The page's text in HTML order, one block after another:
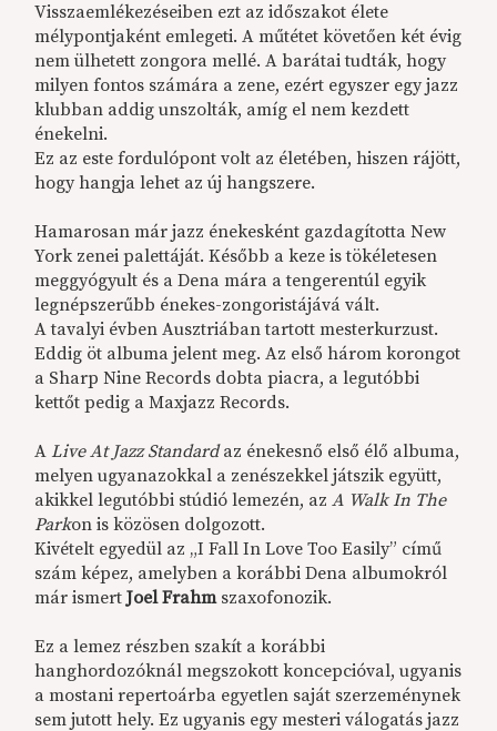
Visszaemlékezéseiben ezt az időszakot élete
mélypontjaként emlegeti. A műtétet követően két évig
nem ülhetett zongora mellé. A barátai tudták, hogy
milyen fontos számára a zene, ezért egyszer egy jazz
klubban addig unszolták, amíg el nem kezdett
énekelni.
Ez az este fordulópont volt az életében, hiszen rájött,
hogy hangja lehet az új hangszere.
Hamarosan már jazz énekesként gazdagította New
York zenei palettáját. Később a keze is tökéletesen
meggyógyult és a Dena mára a tengerentúl egyik
legnépszerűbb énekes-zongoristájává vált.
A tavalyi évben Ausztriában tartott mesterkurzust.
Eddig öt albuma jelent meg. Az első három korongot
a Sharp Nine Records dobta piacra, a legutóbbi
kettőt pedig a Maxjazz Records.
ALive At Jazz Standardaz énekesnő első élő albuma,
melyen ugyanazokkal a zenészekkel játszik együtt,
akikkel legutóbbi stúdió lemezén, azA Walk In The
Parkon is közösen dolgozott.
Kivételt egyedül az „I Fall In Love Too Easily” című
szám képez, amelyben a korábbi Dena albumokról
már ismertJoel Frahmszaxofonozik.
Ez a lemez részben szakít a korábbi
hanghordozóknál megszokott koncepcióval, ugyanis
a mostani repertoárba egyetlen saját szerzeménynek
sem jutott hely. Ez ugyanis egy mesteri válogatás jazz